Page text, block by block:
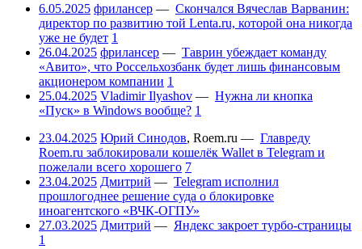
6.05.2025 фрилансер — Скончался Вячеслав Варванин:
директор по развитию той Lenta.ru, которой она никогда
уже не будет 1
26.04.2025 фрилансер — Таврин убеждает команду
«Авито», что Россельхозбанк будет лишь финансовым
акционером компании 1
25.04.2025 Vladimir Ilyashov — Нужна ли кнопка
«Пуск» в Windows вообще? 1
23.04.2025 Юрий Синодов, Roem.ru — Главреду
Roem.ru заблокировали кошелёк Wallet в Telegram и
пожелали всего хорошего 7
23.04.2025 Дмитрий — Telegram исполнил
прошлогоднее решение суда о блокировке
иноагентского «ВЧК-ОГПУ»
27.03.2025 Дмитрий — Яндекс закроет турбо-страницы
1